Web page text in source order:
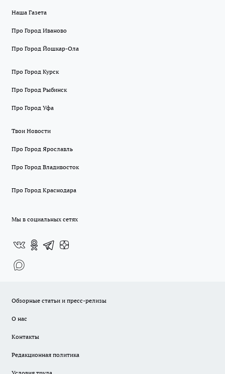
Наша Газета
Про Город Иваново
Про Город Йошкар-Ола
Про Город Курск
Про Город Рыбинск
Про Город Уфа
Твои Новости
Про Город Ярославль
Про Город Владивосток
Про Город Краснодара
Мы в социальных сетях
Обзорные статьи и пресс-релизы
О нас
Контакты
Редакционная политика